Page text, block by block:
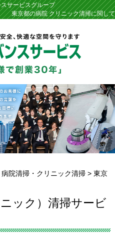
スサービスグループ
東京都の病院 クリニック清掃に関して
病院清掃・クリニック清掃> 東京
ック）清掃サービ